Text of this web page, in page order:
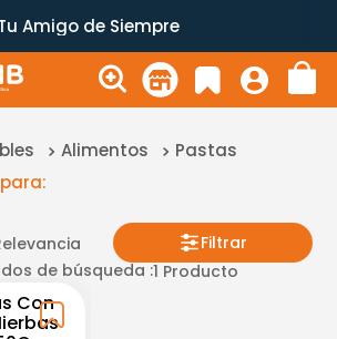
Amigo de Siempre
Alimentos
Pastas
Filtrar
de búsqueda :1 Producto